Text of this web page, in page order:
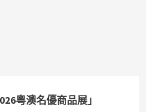
粵澳名優商品展」